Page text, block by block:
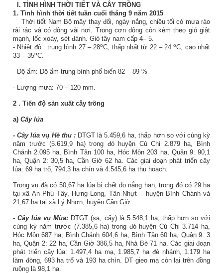
I. TÌNH HÌNH THỜI TIẾT VÀ CÂY TRỒNG
1. Tình hình thời tiết tuần cuối tháng 9 năm 2015
Thời tiết Nam Bộ mây thay đổi, ngày nắng, chiều tối có mưa rào
rải rác và có dông vài nơi. Trong cơn dông còn kèm theo gió giật
mạnh, lốc xoáy, sét đánh. Gió tây nam cấp 4– 5.
- Nhiệt độ :trung bình 27 – 28oC, thấp nhất từ 22 – 24oC, cao nhất
33 – 35oC.
- Độ ẩm: Độ ẩm trung bình phổ biến 82 – 89 %
- Lượng mưa: 70 – 120 mm.
2 . Tiến độ sản xuất cây trồng
a) Cây lúa
- Cây lúa vụ Hè thu : DTGT là 5.459,6 ha, thấp hơn so với cùng kỳ
năm trước (5.619,9 ha) trong đó huyện Củ Chi 2.879 ha, Bình
Chánh 2.095 ha, Bình Tân 100 ha, Hóc Môn 203 ha, Quận 9: 90,1
ha, Quận 2: 30,5 ha, Cần Giờ 62 ha. Các giai đoạn phát triển cây
lúa: 69 ha trổ, 794,3 ha chín và 4.545,6 ha thu hoạch.
Trong vụ đã có 50,67 ha lúa bị chết do nắng hạn, trong đó có 29 ha
tại xã An Phú Tây, Hưng Long, Tân Nhựt – huyện Bình Chánh và
21,67 ha tại xã Lý Nhơn, huyện Cần Giờ.
-Cây lúa vụ Mùa: DTGT (sạ, cấy) là 5.548,1 ha, thấp hơn so với
cùng kỳ năm trước (7.385,6 ha) trong đó huyện Củ Chi 3.714 ha,
Hóc Môn 687 ha, Bình Chánh 604,6 ha, Bình Tân 60 ha, Quận 9: 3
ha, Quận 2: 22 ha, Cần Giờ 386,5 ha, Nhà Bè 71 ha. Các giai đoạn
phát triển cây lúa: 1.497,4 ha mạ, 1.985,7 ha đẻ nhánh, 1.179 ha
làm đòng, 693 ha trổ và 193 ha chín. DT gieo mạ còn lại trên đồng
ruộng là 98,1 ha.